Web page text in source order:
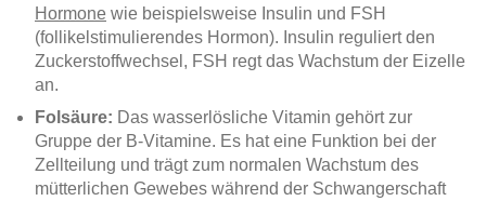
Hormone wie beispielsweise Insulin und FSH
(follikelstimulierendes Hormon). Insulin reguliert den
Zuckerstoffwechsel, FSH regt das Wachstum der Eizelle
an.
Folsäure: Das wasserlösliche Vitamin gehört zur
Gruppe der B-Vitamine. Es hat eine Funktion bei der
Zellteilung und trägt zum normalen Wachstum des
mütterlichen Gewebes während der Schwangerschaft